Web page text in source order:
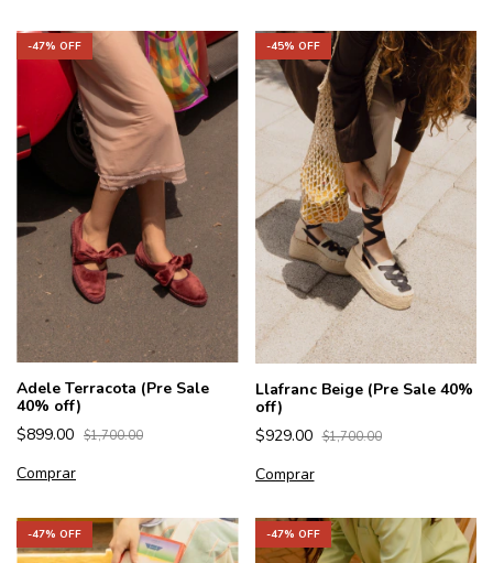
-47% OFF
Adele Terracota (Pre Sale
40% off)
$899.00 $1,700.00
Comprar
-45% OFF
Llafranc Beige (Pre Sale 40%
off)
$929.00 $1,700.00
Comprar
-47% OFF -47% OFF